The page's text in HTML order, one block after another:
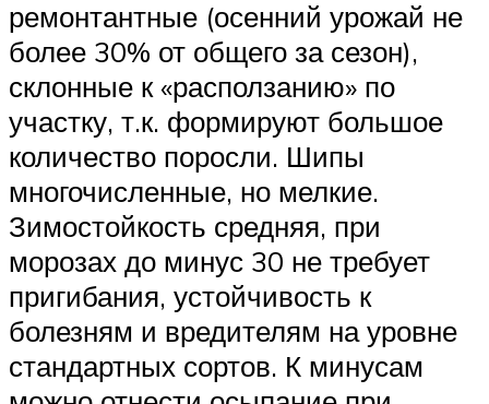
ремонтантные (осенний урожай не
более 30% от общего за сезон),
склонные к «расползанию» по
участку, т.к. формируют большое
количество поросли. Шипы
многочисленные, но мелкие.
Зимостойкость средняя, при
морозах до минус 30 не требует
пригибания, устойчивость к
болезням и вредителям на уровне
стандартных сортов. К минусам